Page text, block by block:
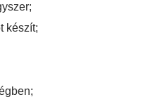
készít;